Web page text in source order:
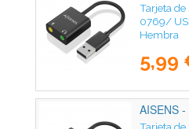
Tarjeta de
0769/
Hembra
5,99
AISENS